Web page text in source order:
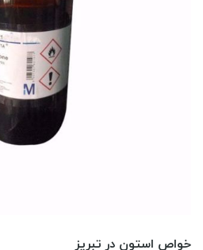
خواص استون در تبریز